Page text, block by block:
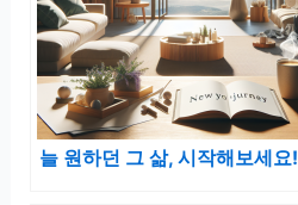
늘 원하던 그 삶, 시작해보세요!